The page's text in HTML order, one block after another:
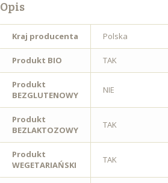
Opis
Kraj producenta Polska
Produkt BIO TAK
Produkt
BEZGLUTENOWY
NIE
Produkt
BEZLAKTOZOWY
TAK
Produkt
WEGETARIAŃSKI
TAK